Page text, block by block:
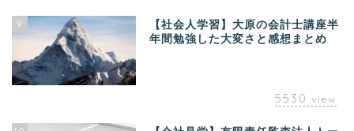
9
【社会人学習】大原の会計士講座半
年間勉強した大変さと感想まとめ
5530 view